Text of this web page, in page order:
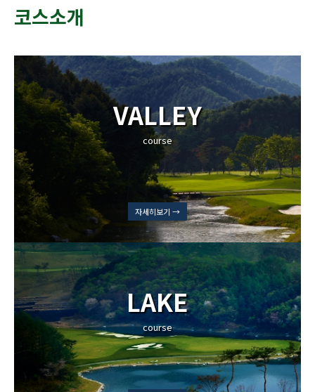
코스소개
VALLEY
course
자세히보기 →
LAKE
course